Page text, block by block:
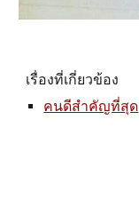
เรื่องที่เกี่ยวข้อง
คนดีสำคัญที่สุด